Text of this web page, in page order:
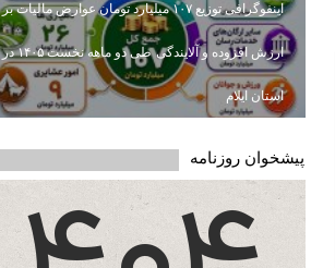
اینفوگرافی توزیع ۱۰۷ میلیارد تومان عوارض مالیات بر
ارزش افزوده و آلایندگی طی دو ماهه نخست ۱۴۰۵ در
استان ایلام
پیشخوان روزنامه